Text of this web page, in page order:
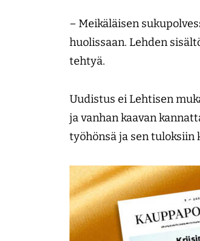
– Meikäläisen
huolissaan. Lehden
tehtyä.
Uudistus ei Lehtisen
ja vanhan kaavan
työhönsä ja sen